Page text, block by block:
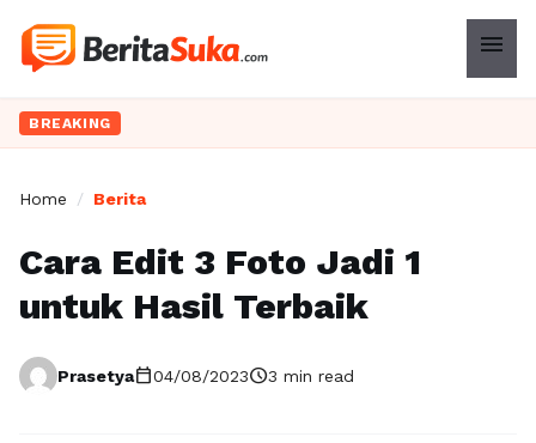
menu
BREAKING
Home / Berita
Cara Edit 3 Foto Jadi 1
untuk Hasil Terbaik
Prasetyacalendar_today04/08/2023schedule3 min read